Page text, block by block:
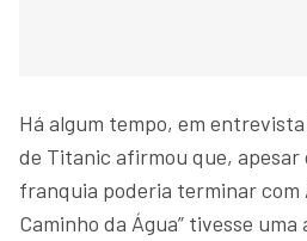
Há algum tempo, em entrevista
de Titanic afirmou que, apesar
franquia poderia terminar com
Caminho da Água” tivesse